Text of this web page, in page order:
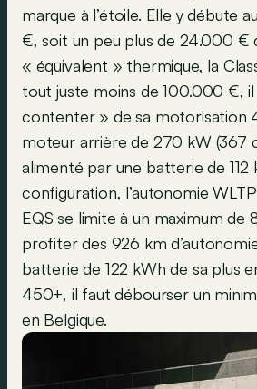
marque à l’étoile. Elle y débute
€, soit un peu plus de 24.000 €
« équivalent » thermique, la
tout juste moins de 100.000 €,
contenter » de sa motorisation
moteur arrière de 270 kW (367
alimenté par une batterie de
configuration, l’autonomie
EQS se limite à un maximum de
profiter des 926 km
batterie de 122 kWh de sa plus
450+, il faut débourser un
en Belgique.